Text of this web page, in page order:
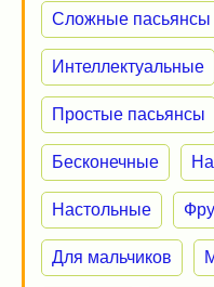
Сложные пасьянсы
Интеллектуальные
Простые пасьянсы
Бесконечные
Настольные
Для мальчиков